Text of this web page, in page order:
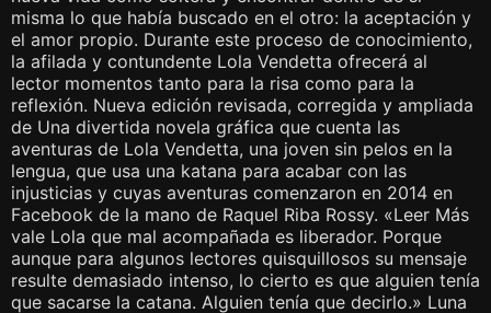
misma lo que había buscado en el otro: la aceptación y
el amor propio. Durante este proceso de conocimiento,
la afilada y contundente Lola Vendetta ofrecerá al
lector momentos tanto para la risa como para la
reflexión. Nueva edición revisada, corregida y ampliada
de Una divertida novela gráfica que cuenta las
aventuras de Lola Vendetta, una joven sin pelos en la
lengua, que usa una katana para acabar con las
injusticias y cuyas aventuras comenzaron en 2014 en
Facebook de la mano de Raquel Riba Rossy. «Leer Más
vale Lola que mal acompañada es liberador. Porque
aunque para algunos lectores quisquillosos su mensaje
resulte demasiado intenso, lo cierto es que alguien tenía
que sacarse la catana. Alguien tenía que decirlo.» Luna